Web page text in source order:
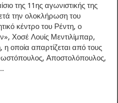
της 11ης αγωνιστικής της
την ολοκλήρωση του
κέντρο του Ρέντη, ο
Χοσέ Λουίς Μεντιλίμπαρ,
οποία απαρτίζεται από τους
Αποστολόπουλος,